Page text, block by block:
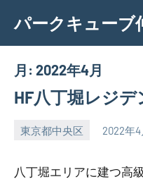
content
パークキューブ
月: 2022年4月
HF八丁堀レジ
東京都中央区 2022年
SEZIMO
八丁堀エリアに建つ高